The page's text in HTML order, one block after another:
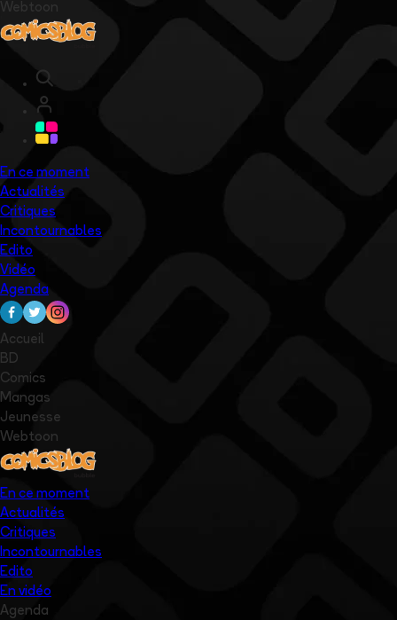
Webtoon
En ce moment
Actualités
Critiques
Incontournables
Edito
Vidéo
Agenda
Accueil
BD
Comics
Mangas
Jeunesse
Webtoon
En ce moment
Actualités
Critiques
Incontournables
Edito
En vidéo
Agenda